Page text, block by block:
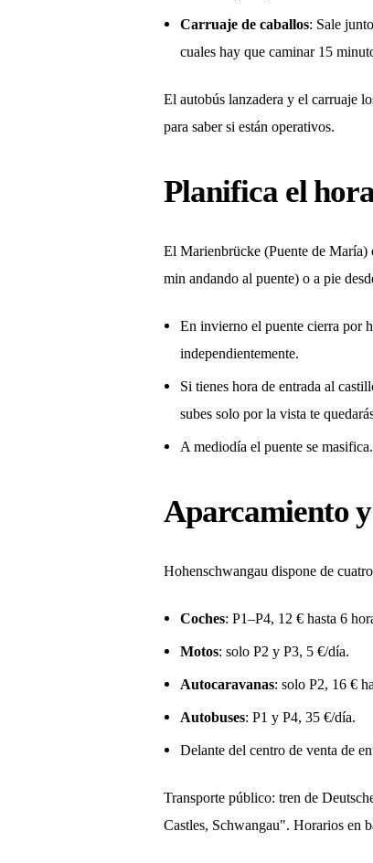
Carruaje de caballos: Sale
cuales hay que caminar 15
El autobús lanzadera y el carruaje
para saber si están operativos.
Planifica el
El Marienbrücke (Puente de María)
min andando al puente) o a pie
En invierno el puente cierra por
independientemente.
Si tienes hora de entrada al
subes solo por la vista te
A mediodía el puente se
Aparcamiento
Hohenschwangau dispone de
Coches: P1–P4, 12 € hasta 6
Motos: solo P2 y P3, 5 €/día.
Autocaravanas: solo P2, 16 €
Autobuses: P1 y P4, 35 €/día.
Delante del centro de venta de
Transporte público: tren de
Castles, Schwangau". Horarios en